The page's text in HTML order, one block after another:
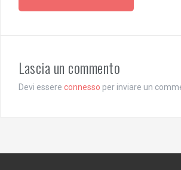
Lascia un commento
Devi essere connesso per inviare un